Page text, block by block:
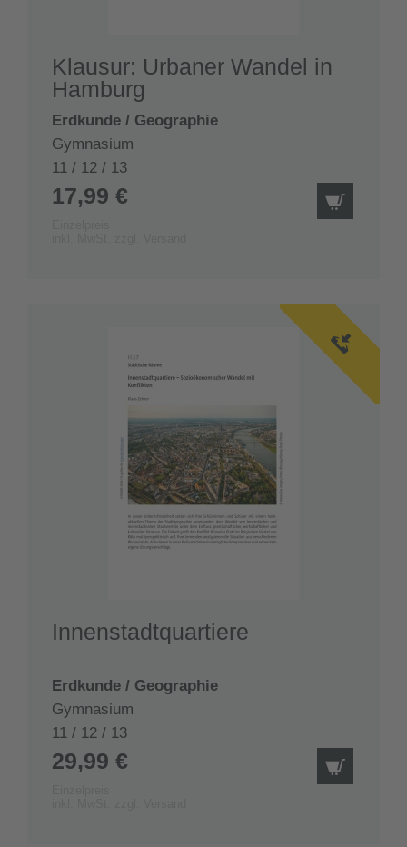
Klausur: Urbaner Wandel in
Hamburg
Erdkunde / Geographie
Gymnasium
11 / 12 / 13
17,99 €
IN DEN
Innenstadtquartiere
Erdkunde / Geographie
Gymnasium
11 / 12 / 13
29,99 €
IN DEN